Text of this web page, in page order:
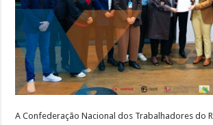
A Confederação Nacional dos Trabalhadores do